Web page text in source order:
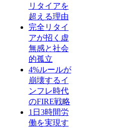
リタイアを
超える理由
完全リタイ
アが招く虚
無感と社会
的孤立
4%ルールが
崩壊するイ
ンフレ時代
のFIRE戦略
1日3時間労
働を実現す